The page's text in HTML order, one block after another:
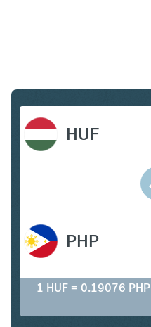
HUF
PHP
1 HUF = 0.19076 PHP